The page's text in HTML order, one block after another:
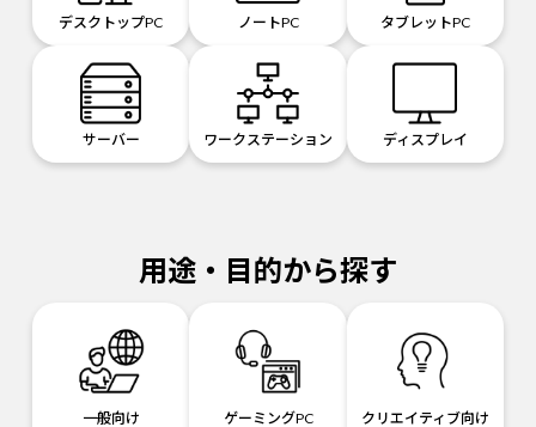
デスクトップPC ノートPC タブレットPC
サーバー ワークステーション ディスプレイ
用途・目的から探す
一般向け
ゲーミングPC
クリエイティブ向け